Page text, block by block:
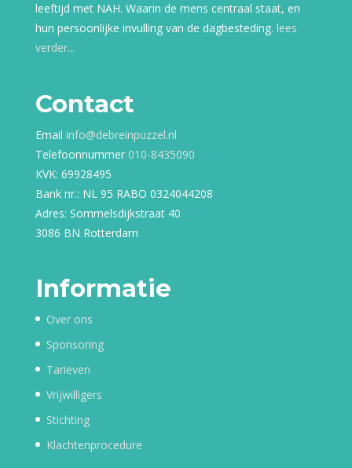
leeftijd met NAH. Waarin de mens centraal staat, en
hun persoonlijke invulling van de dagbesteding. lees
verder...
Contact
Email info@debreinpuzzel.nl
Telefoonnummer 010-8435090
KVK: 69928495
Bank nr.: NL 95 RABO 0324044208
Adres: Sommelsdijkstraat 40
3086 BN Rotterdam
Informatie
Over ons
Sponsoring
Tarieven
Vrijwilligers
Stichting
Klachtenprocedure